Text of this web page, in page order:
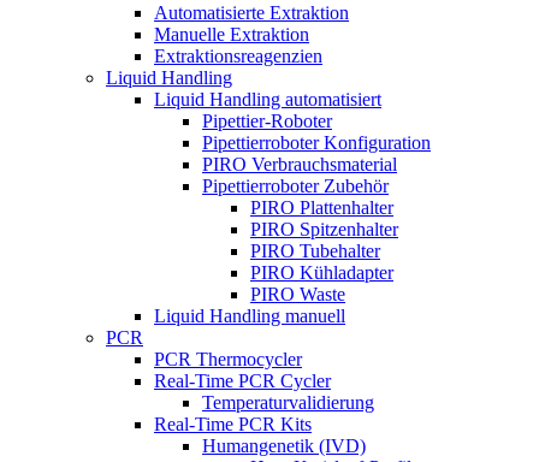
Automatisierte Extraktion
Manuelle Extraktion
Extraktionsreagenzien
Liquid Handling
Liquid Handling automatisiert
Pipettier-Roboter
Pipettierroboter Konfiguration
PIRO Verbrauchsmaterial
Pipettierroboter Zubehör
PIRO Plattenhalter
PIRO Spitzenhalter
PIRO Tubehalter
PIRO Kühladapter
PIRO Waste
Liquid Handling manuell
PCR
PCR Thermocycler
Real-Time PCR Cycler
Temperaturvalidierung
Real-Time PCR Kits
Humangenetik (IVD)